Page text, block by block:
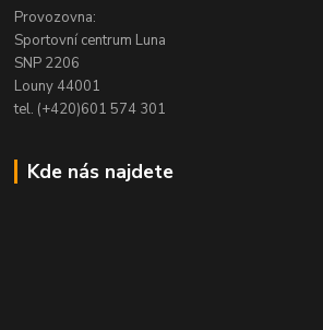
Provozovna:
Sportovní centrum Luna
SNP 2206
Louny 44001
tel. (+420)601 574 301
Kde nás najdete